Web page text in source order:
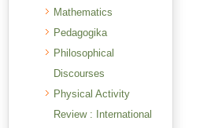
Mathematics
Pedagogika
Philosophical
Discourses
Physical Activity
Review : International